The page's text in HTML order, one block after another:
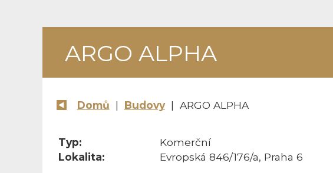
ARGO ALPHA
Domů | Budovy| ARGO ALPHA
Typ:
Komerční
Lokalita:
Evropská 846/176/a, Praha 6